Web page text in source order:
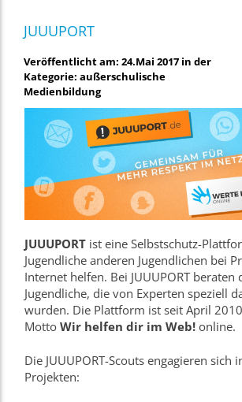
JUUUPORT
Veröffentlicht am: 24.Mai 2017 in der
Kategorie: außerschulische
Medienbildung
JUUUPORT ist eine Selbstschutz-
Jugendliche anderen Jugendlichen bei
Internet helfen. Bei JUUUPORT beraten
Jugendliche, die von Experten speziell
wurden. Die Plattform ist seit April
Motto Wir helfen dir im Web! online.
Die JUUUPORT-Scouts engagieren sich
Projekten: